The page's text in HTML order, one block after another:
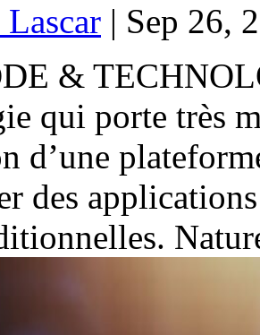
Lascar | Sep 26,
&
qui porte très
d’une
des